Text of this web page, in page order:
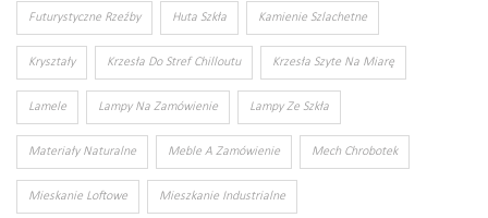
Futurystyczne Rzeźby Huta Szkła Kamienie Szlachetne
Kryształy Krzesła Do Stref Chilloutu Krzesła Szyte Na Miarę
Lamele Lampy Na Zamówienie Lampy Ze Szkła
Materiały Naturalne Meble A Zamówienie Mech Chrobotek
Mieskanie Loftowe Mieszkanie Industrialne